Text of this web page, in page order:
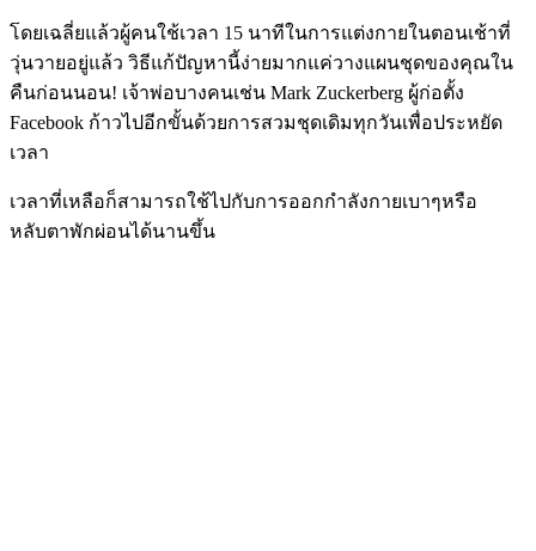
โดยเฉลี่ยแล้วผู้คนใช้เวลา 15 นาทีในการแต่งกายในตอนเช้าที่
วุ่นวายอยู่แล้ว วิธีแก้ปัญหานี้ง่ายมากแค่วางแผนชุดของคุณใน
คืนก่อนนอน! เจ้าพ่อบางคนเช่น Mark Zuckerberg ผู้ก่อตั้ง
Facebook ก้าวไปอีกขั้นด้วยการสวมชุดเดิมทุกวันเพื่อประหยัด
เวลา
เวลาที่เหลือก็สามารถใช้ไปกับการออกกำลังกายเบาๆหรือ
หลับตาพักผ่อนได้นานขึ้น